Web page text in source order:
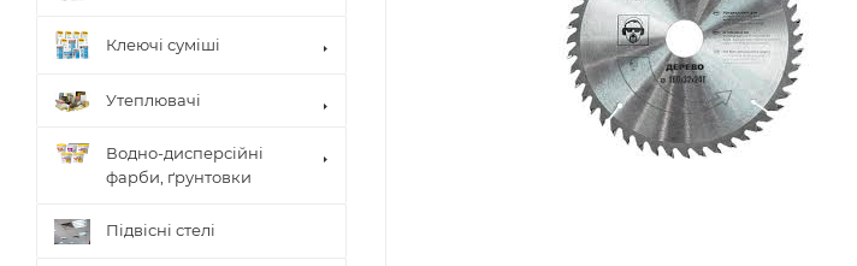
Клеючі суміші
Утеплювачі
Водно-дисперсійні
фарби, ґрунтовки
Підвісні стелі